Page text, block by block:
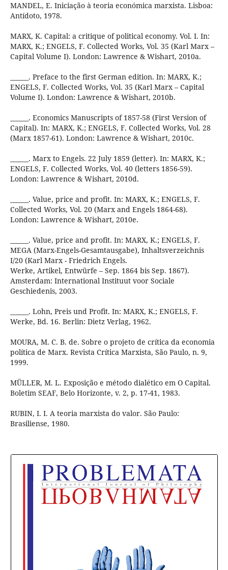
MANDEL, E. Iniciação à teoria económica marxista. Lisboa:
Antídoto, 1978.
MARX, K. Capital: a critique of political economy. Vol. I. In:
MARX, K.; ENGELS, F. Collected Works, Vol. 35 (Karl Marx –
Capital Volume I). London: Lawrence & Wishart, 2010a.
______. Preface to the first German edition. In: MARX, K.;
ENGELS, F. Collected Works, Vol. 35 (Karl Marx – Capital
Volume I). London: Lawrence & Wishart, 2010b.
______. Economics Manuscripts of 1857-58 (First Version of
Capital). In: MARX, K.; ENGELS, F. Collected Works, Vol. 28
(Marx 1857-61). London: Lawrence & Wishart, 2010c.
______. Marx to Engels. 22 July 1859 (letter). In: MARX, K.;
ENGELS, F. Collected Works, Vol. 40 (letters 1856-59).
London: Lawrence & Wishart, 2010d.
______. Value, price and profit. In: MARX, K.; ENGELS, F.
Collected Works, Vol. 20 (Marx and Engels 1864-68).
London: Lawrence & Wishart, 2010e.
______. Value, price and profit. In: MARX, K.; ENGELS, F.
MEGA (Marx-Engels-Gesamtausgabe), Inhaltsverzeichnis
I/20 (Karl Marx - Friedrich Engels.
Werke, Artikel, Entwürfe – Sep. 1864 bis Sep. 1867).
Amsterdam: International Instituut voor Sociale
Geschiedenis, 2003.
______. Lohn, Preis und Profit. In: MARX, K.; ENGELS, F.
Werke, Bd. 16. Berlin: Dietz Verlag, 1962.
MOURA, M. C. B. de. Sobre o projeto de crítica da economia
política de Marx. Revista Crítica Marxista, São Paulo, n. 9,
1999.
MÜLLER, M. L. Exposição e método dialético em O Capital.
Boletim SEAF, Belo Horizonte, v. 2, p. 17-41, 1983.
RUBIN, I. I. A teoria marxista do valor. São Paulo:
Brasiliense, 1980.